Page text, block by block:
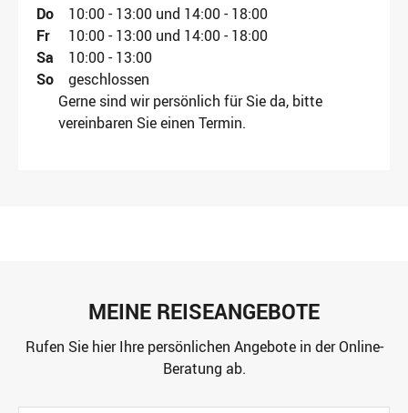
Do
10:00 - 13:00 und 14:00 - 18:00
Fr
10:00 - 13:00 und 14:00 - 18:00
Sa
10:00 - 13:00
So
geschlossen
Gerne sind wir persönlich für Sie da, bitte
vereinbaren Sie einen Termin.
MEINE REISEANGEBOTE
Rufen Sie hier Ihre persönlichen Angebote in der Online-
Beratung ab.